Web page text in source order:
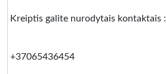
Kreiptis galite nurodytais kontaktais :
+37065436454